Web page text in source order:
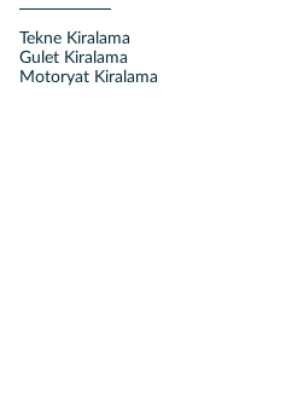
Tekne Kiralama
Gulet Kiralama
Motoryat Kiralama